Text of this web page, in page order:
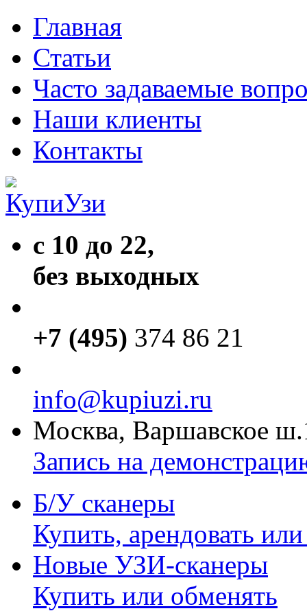
Главная
Статьи
Часто задаваемые
Наши клиенты
Контакты
с 10 до 22,
без выходных
+7 (495) 374 86 21
info@kupiuzi.ru
Москва, Варшавское
Запись на
Б/У сканеры
Купить, арендовать
Новые УЗИ-сканеры
Купить или обменять